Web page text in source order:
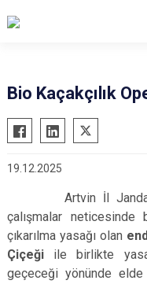
Bio Kaçakçılık
19.12.2025
Artvin İl Jandarma
çalışmalar neticesinde
çıkarılma yasağı olan
Çiçeği ile birlikte
geçeceği yönünde